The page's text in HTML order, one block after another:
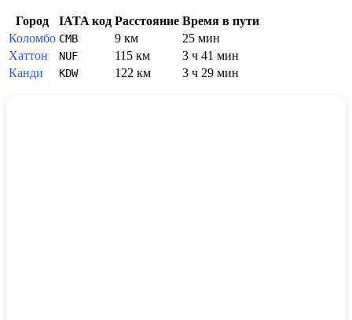
Город IATA код Расстояние Время в пути
Коломбо CMB 9 км
25 мин
Хаттон
NUF 115 км
3 ч 41 мин
Канди
KDW 122 км 3 ч 29 мин